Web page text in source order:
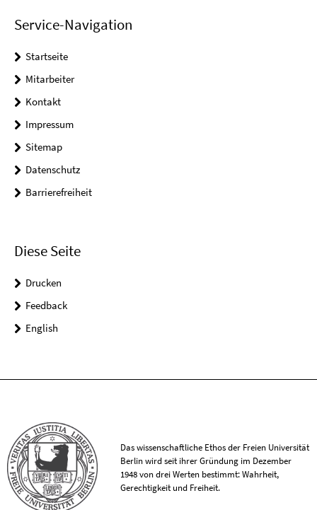
Service-Navigation
Startseite
Mitarbeiter
Kontakt
Impressum
Sitemap
Datenschutz
Barrierefreiheit
Diese Seite
Drucken
Feedback
English
Das wissenschaftliche Ethos der Freien Universität
Berlin wird seit ihrer Gründung im Dezember
1948 von drei Werten bestimmt: Wahrheit,
Gerechtigkeit und Freiheit.